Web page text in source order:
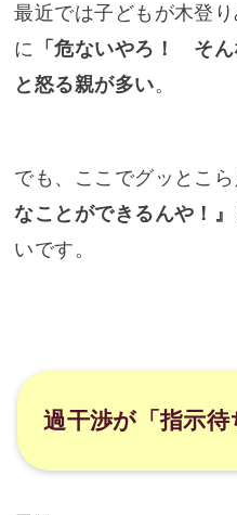
最近では子どもが木登
に
「危ないやろ！ そん
と怒る親が多い。
でも、ここでグッとこら
なことができるんや！
いです。
過干渉が「指示